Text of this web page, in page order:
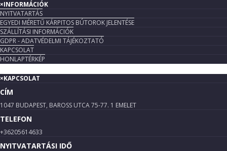
×INFORMÁCIÓK
NYITVATARTÁS
EGYEDI MÉRETŰ KÁRPITOS BÚTOROK JELENTÉSE
SZÁLLÍTÁSI INFORMÁCIÓK
GDPR - ADATVÉDELMI TÁJÉKOZTATÓ
KAPCSOLAT
HONLAPTÉRKÉP
×KAPCSOLAT
CÍM
1047 BUDAPEST, BAROSS UTCA 75-77. 1 EMELET
TELEFON
+36205614633
NYITVATARTÁSI IDŐ